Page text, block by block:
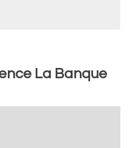
La Banque